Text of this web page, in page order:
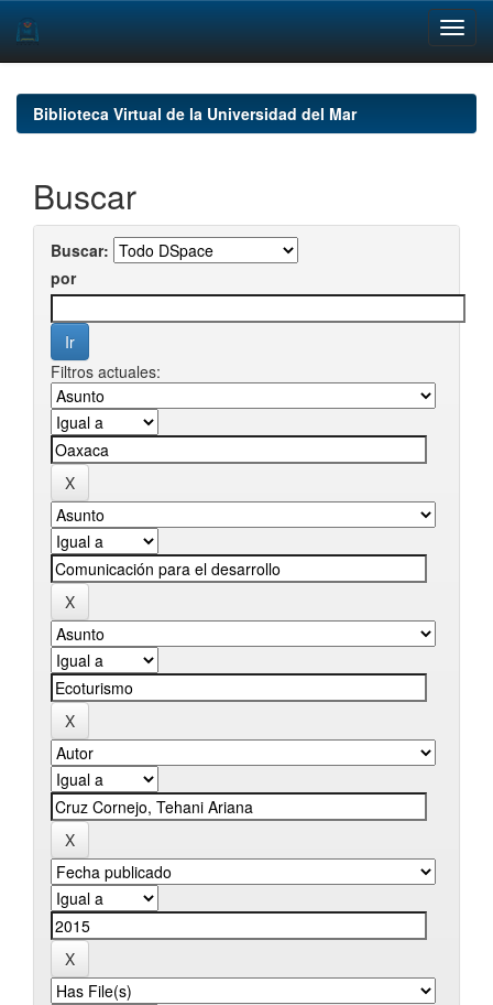
navigationBiblioteca Virtual de la Universidad del Mar
Buscar
Buscar:
por
Filtros actuales: